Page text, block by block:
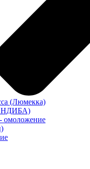
(Люмекка)
омоложение